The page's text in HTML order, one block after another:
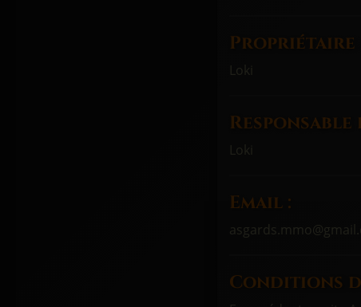
Propriétaire
Loki
Loki
Email :
Conditions